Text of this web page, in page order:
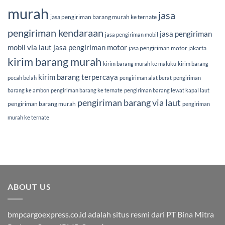
murah jasa pengiriman barang murah ke ternate jasa
pengiriman kendaraan jasa pengiriman mobil
jasa pengiriman
mobil via laut jasa pengiriman motor jasa pengiriman motor jakarta
kirim barang murah kirim barang murah ke maluku kirim barang
pecah belah kirim barang terpercaya pengiriman alat berat pengiriman
barang ke ambon pengiriman barang ke ternate pengiriman barang lewat kapal laut
pengiriman barang murah pengiriman barang via laut pengiriman
murah ke ternate
ABOUT US
bmpcargoexpress.co.id adalah situs resmi dari PT Bina Mitra